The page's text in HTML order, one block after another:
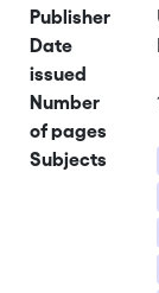
Publisher
Date
issued
Number
of pages
Subjects